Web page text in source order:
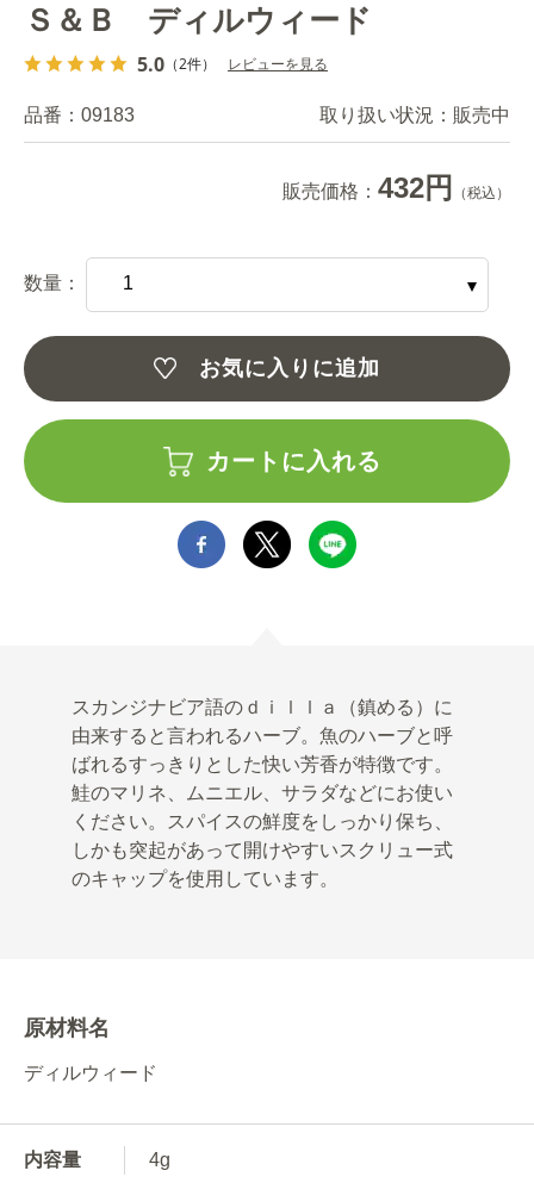
Ｓ＆Ｂ ディルウィード
5.0 （2件） レビューを見る
品番： 09183 取り扱い状況： 販売中
販売価格： 432円 （税込）
数量：
お気に入りに追加
カートに入れる
スカンジナビア語のｄｉｌｌａ（鎮める）に
由来すると言われるハーブ。魚のハーブと呼
ばれるすっきりとした快い芳香が特徴です。
鮭のマリネ、ムニエル、サラダなどにお使い
ください。スパイスの鮮度をしっかり保ち、
しかも突起があって開けやすいスクリュー式
のキャップを使用しています。
原材料名
ディルウィード
内容量 4g